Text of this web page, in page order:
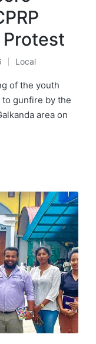
Local
of the youth
gunfire by the
area on